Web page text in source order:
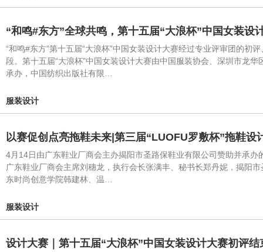
“和鸣#东方”全球共鸣，第十五届“大浪杯”中国女装设
“和鸣#东方”第十五届“大浪杯”中国女装设计大赛经过专业评审团的
段。第十五届“大浪杯”中国女装设计大赛由中国服装协会、深圳市龙
承办，中国纺织出版社有限…
服装设计
以赛促创点亮拖鞋未来|第三届“LUOFU罗敷杯”拖鞋设
4月14日由广东鞋业厂商会主办揭阳市圣路保鞋业有限公司赞助并承
广东鞋业厂商会主席刘穗龙，执行会长张满丰、秘书长郑丹妮，揭阳
东时尚创意学院韩建林、温…
服装设计
设计大赛｜第十五届“大浪杯”中国女装设计大赛初评